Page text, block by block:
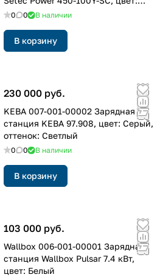
Черный (возможен выбор по RAL)
0 0 В наличии
В корзину
230 000 руб.
KEBA 007-001-00002 Зарядная
станция KEBA 97.908, цвет: Серый,
оттенок: Светлый
0 0 В наличии
В корзину
103 000 руб.
Wallbox 006-001-00001 Зарядная
станция Wallbox Pulsar 7.4 кВт,
цвет: Белый